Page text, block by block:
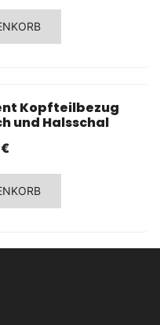
Kopfteilbezug
und Halsschal
€